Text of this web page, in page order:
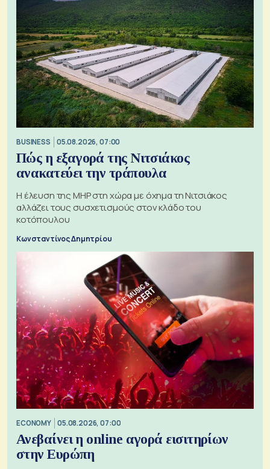
BUSINESS 05.08.2026, 07:00
Πώς η εξαγορά της Νιτσιάκος
ανακατεύει την τράπουλα
H έλευση της MHP στη χώρα με όχημα τη Νιτσιάκος
αλλάζει τους συσχετισμούς στον κλάδο του
κοτόπουλου
Κωνσταντίνος Δημητρίου
ECONOMY 05.08.2026, 07:00
Ανεβαίνει η online αγορά εισιτηρίων
στην Ευρώπη